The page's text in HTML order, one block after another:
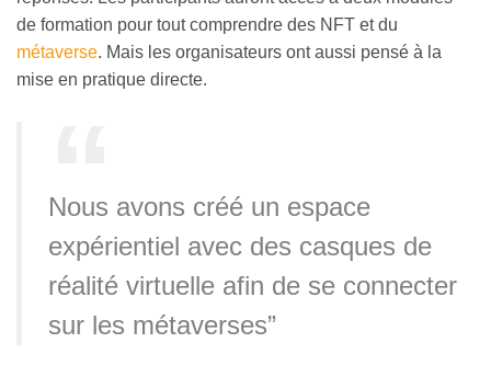
de formation pour tout comprendre des NFT et du
métaverse. Mais les organisateurs ont aussi pensé à la
mise en pratique directe.
Nous avons créé un espace
expérientiel avec des casques de
réalité virtuelle afin de se connecter
sur les métaverses”